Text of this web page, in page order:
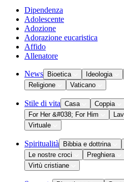
Dipendenza
Adolescente
Adozione
Adorazione eucaristica
Affido
Allenatore
News Bioetica Ideologia
Religione
Vaticano
Stile di vita Casa Coppia
For Her &#038; For Him
Virtuale
Spiritualità Bibbia e dottrina
Le nostre croci
Preghiera
Virtù cristiane